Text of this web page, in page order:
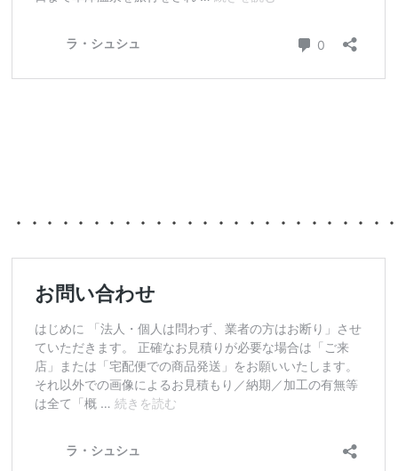
・・・・・・・・・・・・・・・・・・・・・・・・